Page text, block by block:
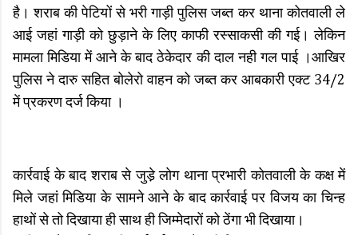
है। शराब की पेटियों से भरी गाड़ी पुलिस जब्त कर थाना कोतवाली ले
आई जहां गाड़ी को छुड़ाने के लिए काफी रस्साकसी की गई। लेकिन
मामला मिडिया में आने के बाद ठेकेदार की दाल नही गल पाई ।आखिर
पुलिस ने दारु सहित बोलेरो वाहन को जब्त कर आबकारी एक्ट 34/2
में प्रकरण दर्ज किया ।
कार्रवाई के बाद शराब से जुडे़ लोग थाना प्रभारी कोतवाली के कक्ष में
मिले जहां मिडिया के सामने आने के बाद कार्रवाई पर विजय का चिन्ह
हाथों से तो दिखाया ही साथ ही जिम्मेदारों को ठेंगा भी दिखाया।